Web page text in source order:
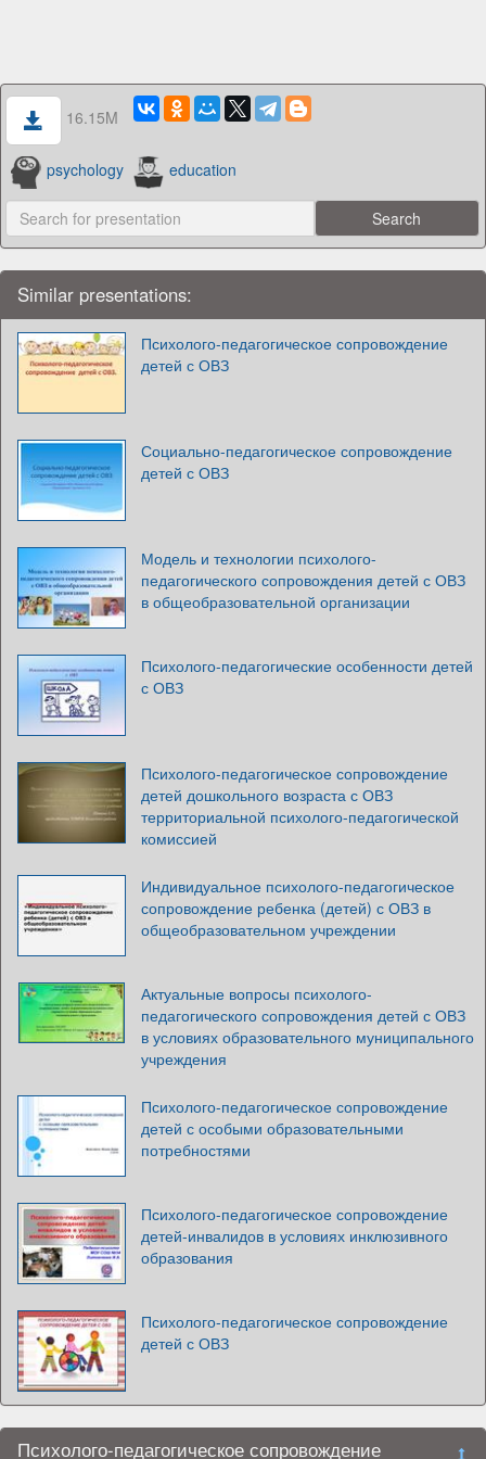
16.15M
psychology education
Similar presentations:
Психолого-педагогическое сопровождение
детей с ОВЗ
Социально-педагогическое сопровождение
детей с ОВЗ
Модель и технологии психолого-
педагогического сопровождения детей с ОВЗ
в общеобразовательной организации
Психолого-педагогические особенности детей
с ОВЗ
Психолого-педагогическое сопровождение
детей дошкольного возраста с ОВЗ
территориальной психолого-педагогической
комиссией
Индивидуальное психолого-педагогическое
сопровождение ребенка (детей) с ОВЗ в
общеобразовательном учреждении
Актуальные вопросы психолого-
педагогического сопровождения детей с ОВЗ
в условиях образовательного муниципального
учреждения
Психолого-педагогическое сопровождение
детей с особыми образовательными
потребностями
Психолого-педагогическое сопровождение
детей-инвалидов в условиях инклюзивного
образования
Психолого-педагогическое сопровождение
детей с ОВЗ
Психолого-педагогическое сопровождение